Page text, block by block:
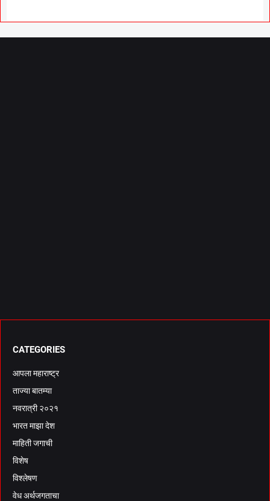
CATEGORIES
आपला महाराष्ट्र
ताज्या बातम्या
नवरात्री २०२१
भारत माझा देश
माहिती जगाची
विशेष
विश्लेषण
वेध अर्थजगताचा